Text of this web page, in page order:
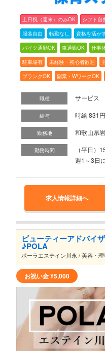
土日祝（週末）のみOK シフト自
服装自由
転勤なし 資格を活か
バイク通勤OK
車通勤OK
仕事
駐車場有
未経験・初心者歓迎
ブランクOK
副業・WワークOK
職種 サービス
給与 時給 831
勤務地 和歌山県
勤務時間
（平日）
週1～3日
求人情報詳細へ
ビューティーアドバイ
♪POLA
ポーラエステイン川永 / 美容・
お祝い金¥5,000